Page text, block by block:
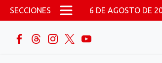
Pasar al contenido principal
SECCIONES 6 DE AGOSTO DE
buscar